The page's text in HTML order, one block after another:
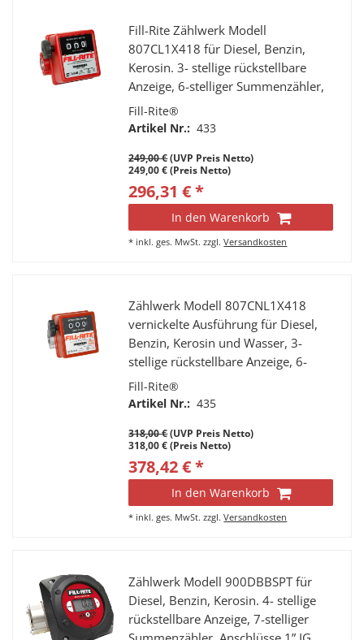
Fill-Rite Zählwerk Modell
807CL1X418 für Diesel, Benzin,
Kerosin. 3- stellige rückstellbare
Anzeige, 6-stelliger Summenzähler,
Anschlüsse 1” IG, Durchfluss 20 - 75
l/min.
Fill-Rite®
Artikel Nr.: 433
249,00 €(UVP Preis Netto)
249,00 € (Preis Netto)
296,31 € *
In den Warenkorb
* inkl. ges. MwSt. zzgl.Versandkosten
Zählwerk Modell 807CNL1X418
vernickelte Ausführung für Diesel,
Benzin, Kerosin und Wasser, 3-
stellige rückstellbare Anzeige, 6-
stelliger Summenzähler, Anschlüsse
1” IG, Durchfluss 20 - 75 l/min.
Fill-Rite®
Artikel Nr.: 435
318,00 €(UVP Preis Netto)
318,00 € (Preis Netto)
378,42 € *
In den Warenkorb
* inkl. ges. MwSt. zzgl.Versandkosten
Zählwerk Modell 900DBBSPT für
Diesel, Benzin, Kerosin. 4- stellige
rückstellbare Anzeige, 7-stelliger